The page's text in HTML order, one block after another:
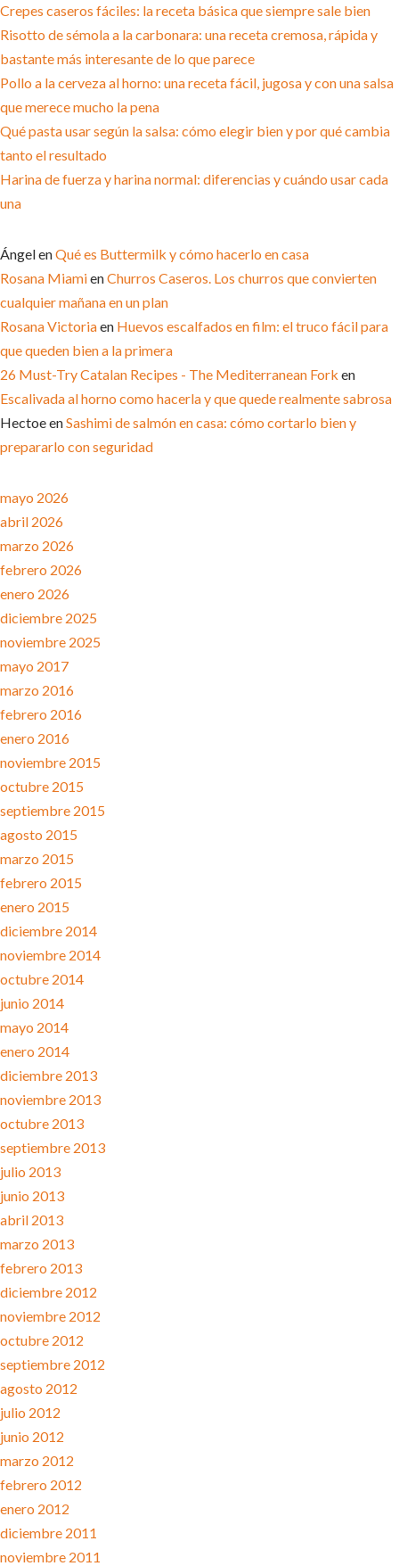
Crepes caseros fáciles: la receta básica que siempre sale bien
Risotto de sémola a la carbonara: una receta cremosa, rápida y
bastante más interesante de lo que parece
Pollo a la cerveza al horno: una receta fácil, jugosa y con una salsa
que merece mucho la pena
Qué pasta usar según la salsa: cómo elegir bien y por qué cambia
tanto el resultado
Harina de fuerza y harina normal: diferencias y cuándo usar cada
una
ÁngelenQué es Buttermilk y cómo hacerlo en casa
Rosana MiamienChurros Caseros. Los churros que convierten
cualquier mañana en un plan
Rosana Victoriaen Huevos escalfados en film: el truco fácil para
que queden bien a la primera
26 Must-Try Catalan Recipes - The Mediterranean Fork en
Escalivada al horno como hacerla y que quede realmente sabrosa
HectoeenSashimi de salmón en casa: cómo cortarlo bien y
prepararlo con seguridad
mayo 2026
abril 2026
marzo 2026
febrero 2026
enero 2026
diciembre 2025
noviembre 2025
mayo 2017
marzo 2016
febrero 2016
enero 2016
noviembre 2015
octubre 2015
septiembre 2015
agosto 2015
marzo 2015
febrero 2015
enero 2015
diciembre 2014
noviembre 2014
octubre 2014
junio 2014
mayo 2014
enero 2014
diciembre 2013
noviembre 2013
octubre 2013
septiembre 2013
julio 2013
junio 2013
abril 2013
marzo 2013
febrero 2013
diciembre 2012
noviembre 2012
octubre 2012
septiembre 2012
agosto 2012
julio 2012
junio 2012
marzo 2012
febrero 2012
enero 2012
diciembre 2011
noviembre 2011